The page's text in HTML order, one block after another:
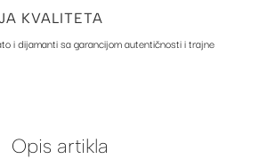
KVALITETA
i dijamanti sa garancijom autentičnosti i trajne
Opis artikla